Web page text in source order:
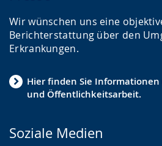
Wir wünschen uns eine
Berichterstattung über den
Erkrankungen.
Hier finden Sie Informationen
und Öffentlichkeitsarbeit.
Soziale Medien